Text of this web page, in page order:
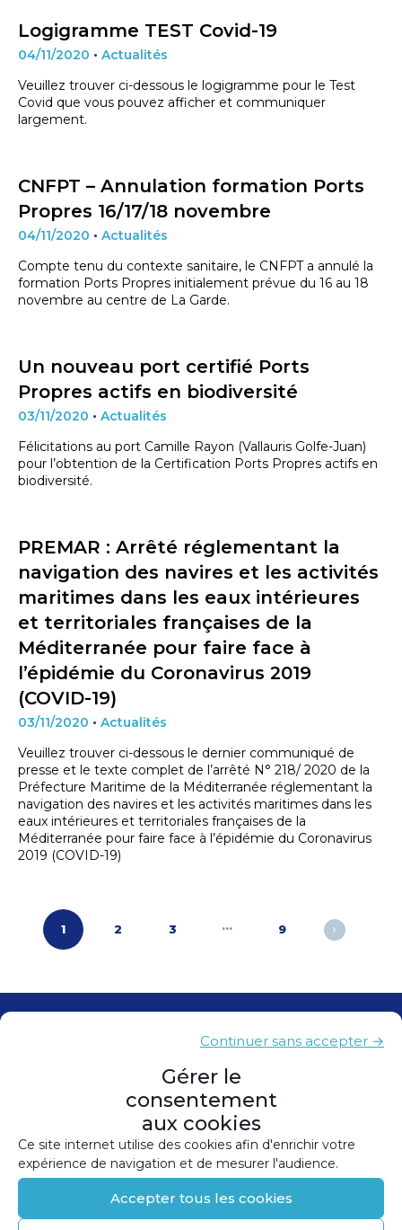
Gérer le
consentement
aux cookies
Ce site internet utilise des cookies afin d'enrichir votre
expérience de navigation et de mesurer l'audience.
Accepter tous les cookies
Continuer sans accepter →
Logigramme TEST Covid-19
04/11/2020 • Actualités
Veuillez trouver ci-dessous le logigramme pour le Test
Covid que vous pouvez afficher et communiquer
largement.
CNFPT – Annulation formation Ports
Propres 16/17/18 novembre
04/11/2020 • Actualités
Compte tenu du contexte sanitaire, le CNFPT a annulé la
formation Ports Propres initialement prévue du 16 au 18
novembre au centre de La Garde.
Un nouveau port certifié Ports
Propres actifs en biodiversité
03/11/2020 • Actualités
Félicitations au port Camille Rayon (Vallauris Golfe-Juan)
pour l’obtention de la Certification Ports Propres actifs en
biodiversité.
PREMAR : Arrêté réglementant la
navigation des navires et les activités
maritimes dans les eaux intérieures
et territoriales françaises de la
Méditerranée pour faire face à
l’épidémie du Coronavirus 2019
(COVID-19)
03/11/2020 • Actualités
Veuillez trouver ci-dessous le dernier communiqué de
presse et le texte complet de l’arrêté N° 218/ 2020 de la
Préfecture Maritime de la Méditerranée réglementant la
navigation des navires et les activités maritimes dans les
eaux intérieures et territoriales françaises de la
Méditerranée pour faire face à l’épidémie du Coronavirus
2019 (COVID-19)
Pagination
des
1 2 3 … 9 ›
Mentions légales
Politique de confidentialité
Politique de cookies (UE)